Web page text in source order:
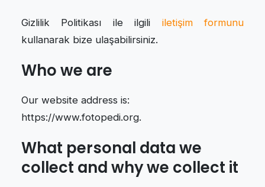
Gizlilik Politikası ile ilgili iletişim formunu
kullanarak bize ulaşabilirsiniz.
Who we are
Our website address is:
https://www.fotopedi.org.
What personal data we
collect and why we collect it